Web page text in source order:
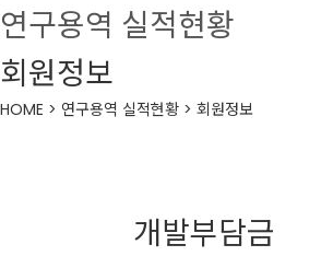
연구용역 실적현황
회원정보
HOME > 연구용역 실적현황 > 회원정보
개발부담금